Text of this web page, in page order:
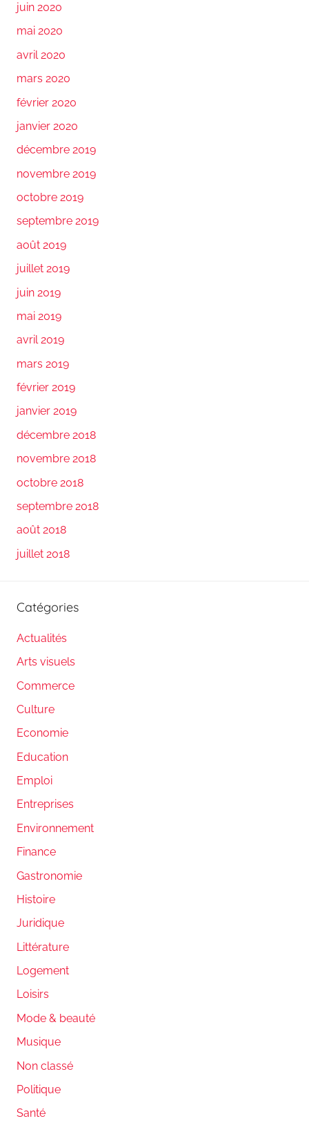
juin 2020
mai 2020
avril 2020
mars 2020
février 2020
janvier 2020
décembre 2019
novembre 2019
octobre 2019
septembre 2019
août 2019
juillet 2019
juin 2019
mai 2019
avril 2019
mars 2019
février 2019
janvier 2019
décembre 2018
novembre 2018
octobre 2018
septembre 2018
août 2018
juillet 2018
Catégories
Actualités
Arts visuels
Commerce
Culture
Economie
Education
Emploi
Entreprises
Environnement
Finance
Gastronomie
Histoire
Juridique
Littérature
Logement
Loisirs
Mode & beauté
Musique
Non classé
Politique
Santé